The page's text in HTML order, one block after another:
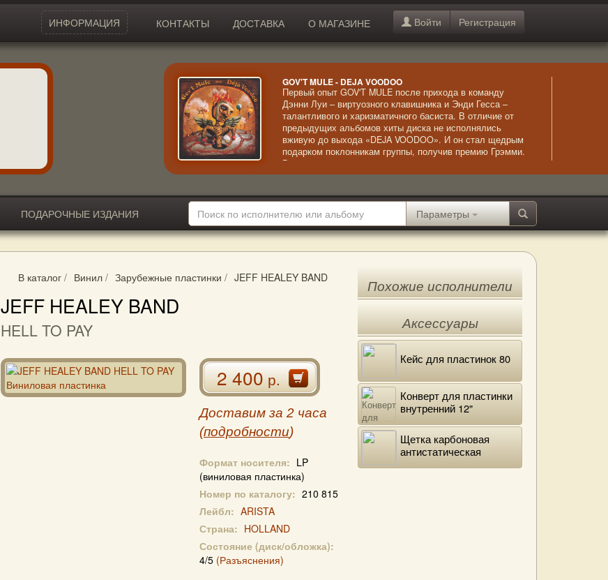
ИНФОРМАЦИЯ КОНТАКТЫ ДОСТАВКА О МАГАЗИНЕ Войти Регистрация
GOV'T MULE - DEJA VOODOO
Первый опыт GOV'T MULE после прихода в команду
Дэнни Луи – виртуозного клавишника и Энди Гесса –
талантливого и харизматичного басиста. В отличие от
предыдущих альбомов хиты диска не исполнялись
вживую до выхода «DEJA VOODOO». И он стал щедрым
подарком поклонникам группы, получив премию Грэмми.
Вполне заслуженно – удивительные мелодии,
неожиданные соло и высокое качество игры музыкантов –
ПОДАРОЧНЫЕ ИЗДАНИЯ
Параметры
В каталог / Винил / Зарубежные пластинки / JEFF HEALEY BAND
JEFF HEALEY BAND
HELL TO PAY
2 400р.
Доставим за 2 часа
(подробности)
Формат носителя: LP
(виниловая пластинка)
Номер по каталогу: 210 815
Лейбл: ARISTA
Страна: HOLLAND
Состояние (диск/обложка):
4/5 (Разъяснения)
Похожие исполнители
Аксессуары
Кейс для пластинок 80
Конверт для пластинки
внутренний 12"
Щетка карбоновая
антистатическая